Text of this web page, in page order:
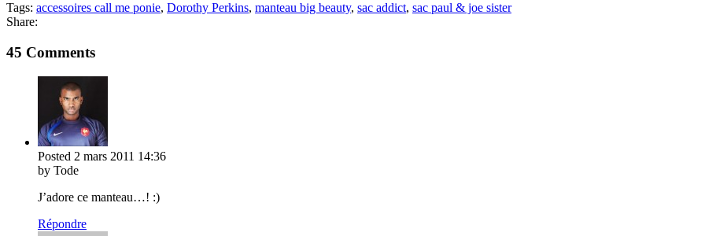
Tags: accessoires call me ponie, Dorothy Perkins, manteau big beauty, sac addict, sac paul & joe sister
Share:
45 Comments
Posted 2 mars 2011 14:36
by Tode
J’adore ce manteau…! :)
Répondre